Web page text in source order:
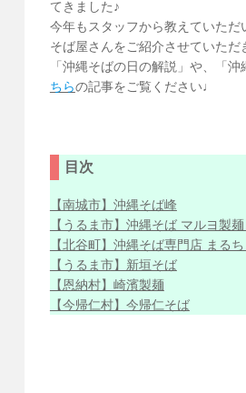
てきました♪
今年もスタッフから教えていただ
そば屋さんをご紹介させていただ
「沖縄そばの日の解説」や、「
ちらの記事をご覧ください♩
目次
【南城市】沖縄そば峰
【うるま市】沖縄そば マルヨ製
【北谷町】沖縄そば専門店 まる
【うるま市】新垣そば
【恩納村】崎濱製麺
【今帰仁村】今帰仁そば